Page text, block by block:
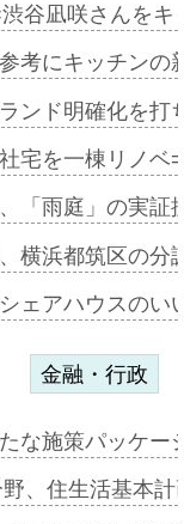
谷凪咲さんを
考にキッチン
ンド明確化を
宅を一棟リノ
「雨庭」の実
横浜都筑区の
ェアハウスの
金融・行政
な施策パッケ
野、住生活基本